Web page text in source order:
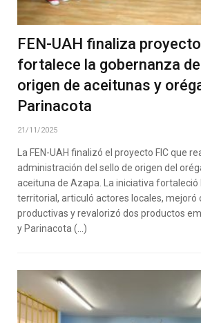
FEN-UAH finaliza
fortalece la gobernanza
origen de aceitunas y
Parinacota
21/11/2025
La FEN-UAH finalizó el proyecto FIC que
administración del sello de origen del
aceituna de Azapa. La iniciativa
territorial, articuló actores locales, mejoró
productivas y revalorizó dos productos
y Parinacota (…)